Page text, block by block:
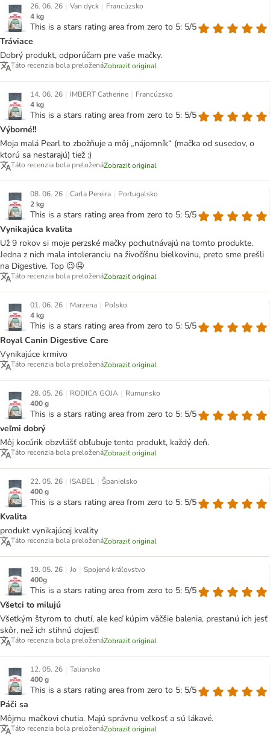
26. 06. 26 | Van dyck | Francúzsko
4 kg
This is a stars rating area from zero to 5: 5/5
Tráviace
Dobrý produkt, odporúčam pre vaše mačky.
Táto recenzia bola preloženáZobraziť original
14. 06. 26 | IMBERT Catherine | Francúzsko
4 kg
This is a stars rating area from zero to 5: 5/5
Výborné!!
Moja malá Pearl to zbožňuje a môj „nájomník“ (mačka od susedov, o
ktorú sa nestarajú) tiež :)
Táto recenzia bola preloženáZobraziť original
08. 06. 26 | Carla Pereira | Portugalsko
2 kg
This is a stars rating area from zero to 5: 5/5
Vynikajúca kvalita
Už 9 rokov si moje perzské mačky pochutnávajú na tomto produkte.
Jedna z nich mala intoleranciu na živočíšnu bielkovinu, preto sme prešli
na Digestive. Top 😉🤤
Táto recenzia bola preloženáZobraziť original
01. 06. 26 | Marzena | Poľsko
4 kg
This is a stars rating area from zero to 5: 5/5
Royal Canin Digestive Care
Vynikajúce krmivo
Táto recenzia bola preloženáZobraziť original
28. 05. 26 | RODICA GOJA | Rumunsko
400 g
This is a stars rating area from zero to 5: 5/5
veľmi dobrý
Môj kocúrik obzvlášť obľubuje tento produkt, každý deň.
Táto recenzia bola preloženáZobraziť original
22. 05. 26 | ISABEL | Španielsko
400 g
This is a stars rating area from zero to 5: 5/5
Kvalita
produkt vynikajúcej kvality
Táto recenzia bola preloženáZobraziť original
19. 05. 26 | Jo | Spojené kráľovstvo
400g
This is a stars rating area from zero to 5: 5/5
Všetci to milujú
Všetkým štyrom to chutí, ale keď kúpim väčšie balenia, prestanú ich jesť
skôr, než ich stihnú dojesť!
Táto recenzia bola preloženáZobraziť original
12. 05. 26 | Taliansko
400 g
This is a stars rating area from zero to 5: 5/5
Páči sa
Môjmu mačkovi chutia. Majú správnu veľkosť a sú lákavé.
Táto recenzia bola preloženáZobraziť original